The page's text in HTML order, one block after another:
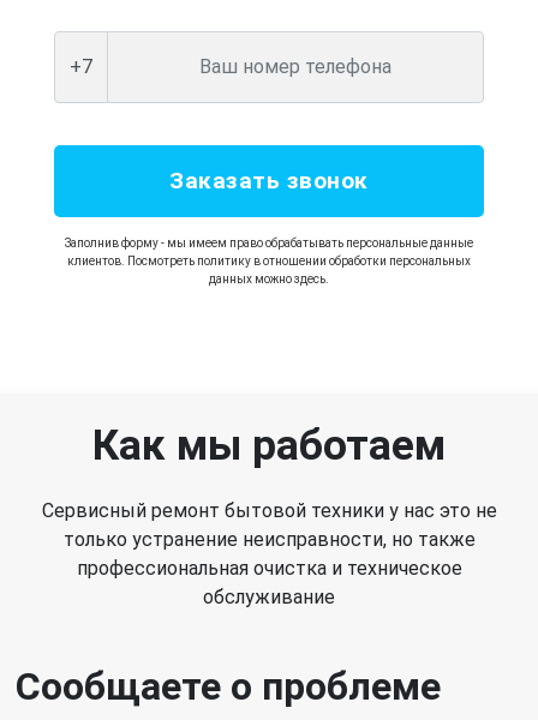
+7
Заказать звонок
Заполнив форму - мы имеем право обрабатывать персональные данные
клиентов. Посмотреть политику в отношении обработки персональных
данных можно здесь.
Как мы работаем
Сервисный ремонт бытовой техники у нас это не
только устранение неисправности, но также
профессиональная очистка и техническое
обслуживание
Сообщаете о проблеме